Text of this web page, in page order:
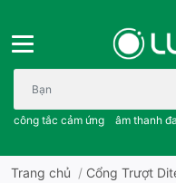
Bạn cần tìm gì..; công tắc
công tắc cảm ứng âm thanh
Trang chủ / Cổng Trượt